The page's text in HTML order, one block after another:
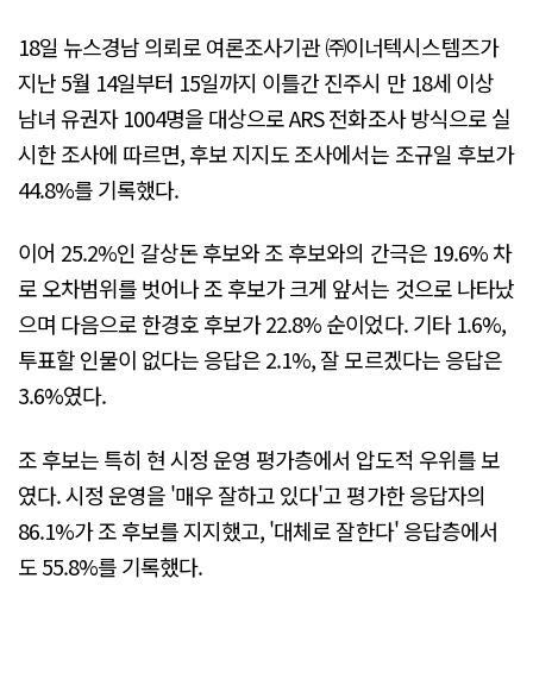
18일 뉴스경남 의뢰로 여론조사기관 ㈜이너텍시스템즈가
지난 5월 14일부터 15일까지 이틀간 진주시 만 18세 이상
남녀 유권자 1004명을 대상으로 ARS 전화조사 방식으로 실
시한 조사에 따르면, 후보 지지도 조사에서는 조규일 후보가
44.8%를 기록했다.
이어 25.2%인 갈상돈 후보와 조 후보와의 간극은 19.6% 차
로 오차범위를 벗어나 조 후보가 크게 앞서는 것으로 나타났
으며 다음으로 한경호 후보가 22.8% 순이었다. 기타 1.6%,
투표할 인물이 없다는 응답은 2.1%, 잘 모르겠다는 응답은
3.6%였다.
조 후보는 특히 현 시정 운영 평가층에서 압도적 우위를 보
였다. 시정 운영을 '매우 잘하고 있다'고 평가한 응답자의
86.1%가 조 후보를 지지했고, '대체로 잘한다' 응답층에서
도 55.8%를 기록했다.